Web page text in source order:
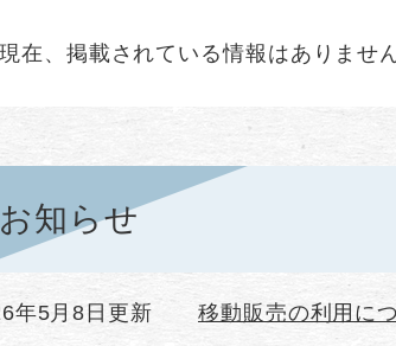
現在、掲載されている情報はありません
お知らせ
年5月8日更新
移動販売の利用に